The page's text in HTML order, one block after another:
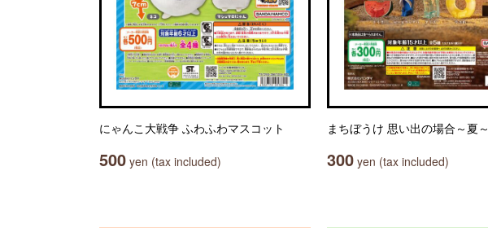
にゃんこ大戦争 ふわふわマスコット
500 yen (tax included)
まちぼうけ 思い出の場合～夏～
300 yen (tax included)